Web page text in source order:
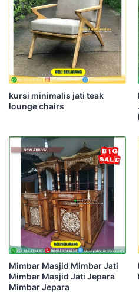
kursi minimalis jati teak
lounge chairs
Mimbar Masjid Mimbar Jati
Mimbar Masjid Jati Jepara
Mimbar Jepara